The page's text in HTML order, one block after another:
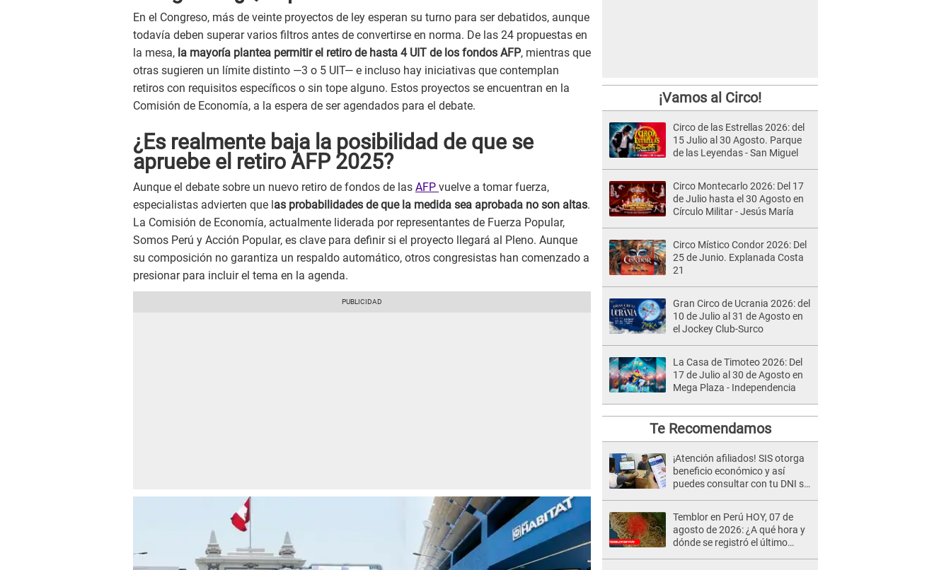
En el Congreso, más de veinte proyectos de ley esperan su turno para ser debatidos, aunque
todavía deben superar varios filtros antes de convertirse en norma. De las 24 propuestas en
la mesa, la mayoría plantea permitir el retiro de hasta 4 UIT de los fondos AFP, mientras que
otras sugieren un límite distinto —3 o 5 UIT— e incluso hay iniciativas que contemplan
retiros con requisitos específicos o sin tope alguno. Estos proyectos se encuentran en la
Comisión de Economía, a la espera de ser agendados para el debate.
¿Es realmente baja la posibilidad de que se
apruebe el retiro AFP 2025?
Aunque el debate sobre un nuevo retiro de fondos de las AFP vuelve a tomar fuerza,
especialistas advierten que las probabilidades de que la medida sea aprobada no son altas.
La Comisión de Economía, actualmente liderada por representantes de Fuerza Popular,
Somos Perú y Acción Popular, es clave para definir si el proyecto llegará al Pleno. Aunque
su composición no garantiza un respaldo automático, otros congresistas han comenzado a
presionar para incluir el tema en la agenda.
¡Vamos al Circo!
Circo de las Estrellas 2026: del
15 Julio al 30 Agosto. Parque
de las Leyendas - San Miguel
Circo Montecarlo 2026: Del 17
de Julio hasta el 30 Agosto en
Círculo Militar - Jesús María
Circo Místico Condor 2026: Del
25 de Junio. Explanada Costa
21
Gran Circo de Ucrania 2026: del
10 de Julio al 31 de Agosto en
el Jockey Club-Surco
La Casa de Timoteo 2026: Del
17 de Julio al 30 de Agosto en
Mega Plaza - Independencia
Te Recomendamos
¡Atención afiliados! SIS otorga
beneficio económico y así
puedes consultar con tu DNI si
Temblor en Perú HOY, 07 de
agosto de 2026: ¿A qué hora y
dónde se registró el último